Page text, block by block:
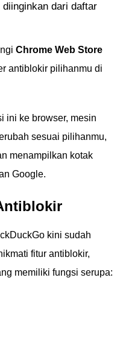
dari daftar
Chrome Web Store
antiblokir pilihanmu di
ini ke browser, mesin
sesuai pilihanmu,
menampilkan kotak
Google.
kini sudah
fitur antiblokir,
memiliki fungsi serupa: